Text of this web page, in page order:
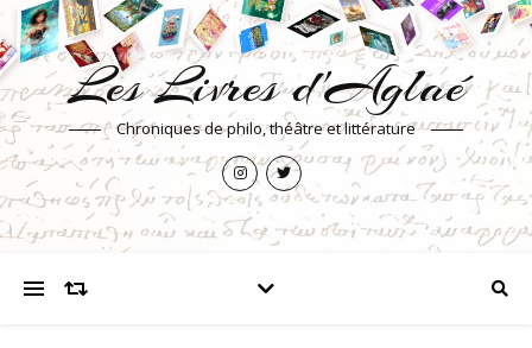
Les Livres d'Aglaé
Chroniques de philo, théâtre et littérature